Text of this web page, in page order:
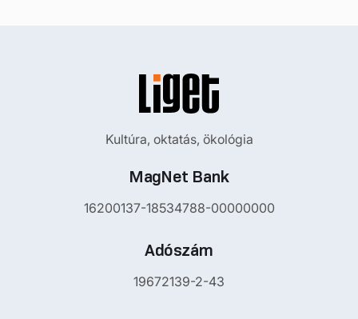
Kultúra, oktatás, ökológia
MagNet Bank
16200137-18534788-00000000
Adószám
19672139-2-43